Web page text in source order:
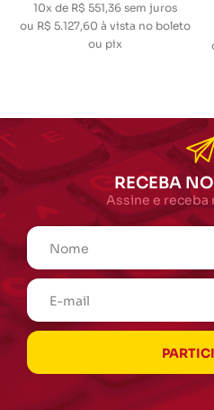
10x de R$ 551,36 sem juros
ou R$ 5.127,60 à vista no boleto
ou pix
RECEBA
Assine e receba